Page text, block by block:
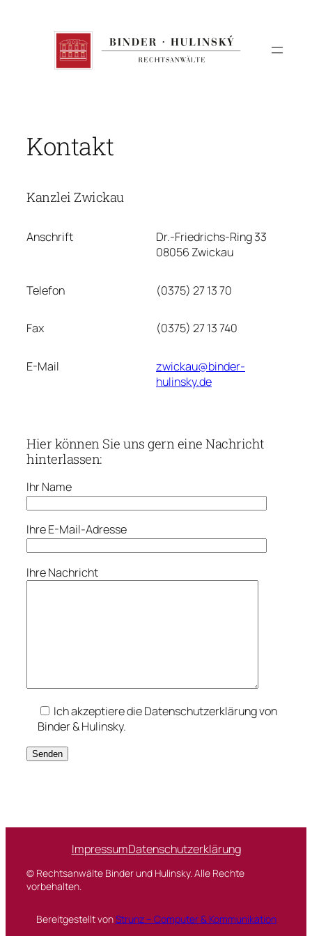
Kontakt
Kanzlei Zwickau
Anschrift
Dr.-Friedrichs-Ring 33
08056 Zwickau
Telefon (0375) 27 13 70
Fax (0375) 27 13 740
E-Mail
zwickau@binder-
hulinsky.de
Hier können Sie uns gern eine Nachricht
hinterlassen:
Ihr Name
Ihre E-Mail-Adresse
Ihre Nachricht
Ich akzeptiere die Datenschutzerklärung von
Binder & Hulinsky.
ImpressumDatenschutzerklärung
© Rechtsanwälte Binder und Hulinsky. Alle Rechte
vorbehalten.
Bereitgestellt vonStrunz – Computer & Kommunikation